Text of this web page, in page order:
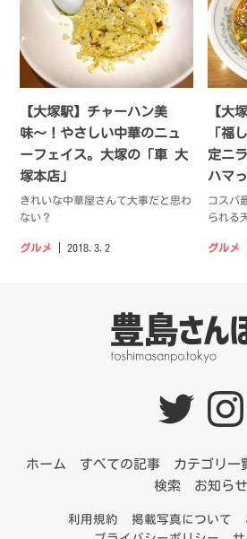
【大塚駅】チャーハン美
味〜！やさしい中華のニュ
ーフェイス。大塚の「車 大
塚本店」
きれいな中華屋さんて大事だと思わ
ない？
グルメ 2018.3.2
【大
「福
定ニ
ハマ
コスパ
られる
グルメ
ホーム すべての記事 カテゴリ一
検索
お知らせ
利用規約 掲載写真について